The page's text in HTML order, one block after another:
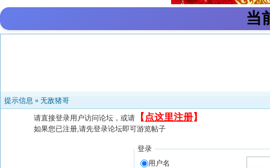
当
提示信息 » 无敌猪哥
请直接登录用户访问论坛，或请 【 点这里注册】
如果您已注册,请先登录论坛即可游览帖子
登录
用户名